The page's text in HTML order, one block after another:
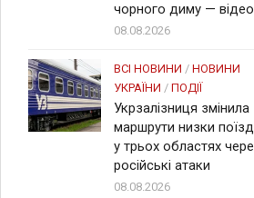
чорного диму — відео
08.08.2026
ВСІ НОВИНИ / НОВИНИ
УКРАЇНИ / ПОДІЇ
Укрзалізниця змінила
маршрути низки
у трьох областях
російські атаки
08.08.2026